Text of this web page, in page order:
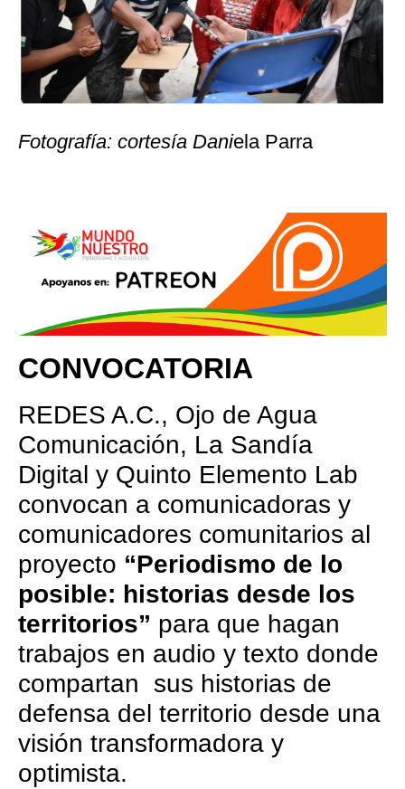
Fotografía: cortesía Daniela Parra
CONVOCATORIA
REDES A.C., Ojo de Agua
Comunicación, La Sandía
Digital y Quinto Elemento Lab
convocan a comunicadoras y
comunicadores comunitarios al
proyecto “Periodismo de lo
posible: historias desde los
territorios” para que hagan
trabajos en audio y texto donde
compartan sus historias de
defensa del territorio desde una
visión transformadora y
optimista.